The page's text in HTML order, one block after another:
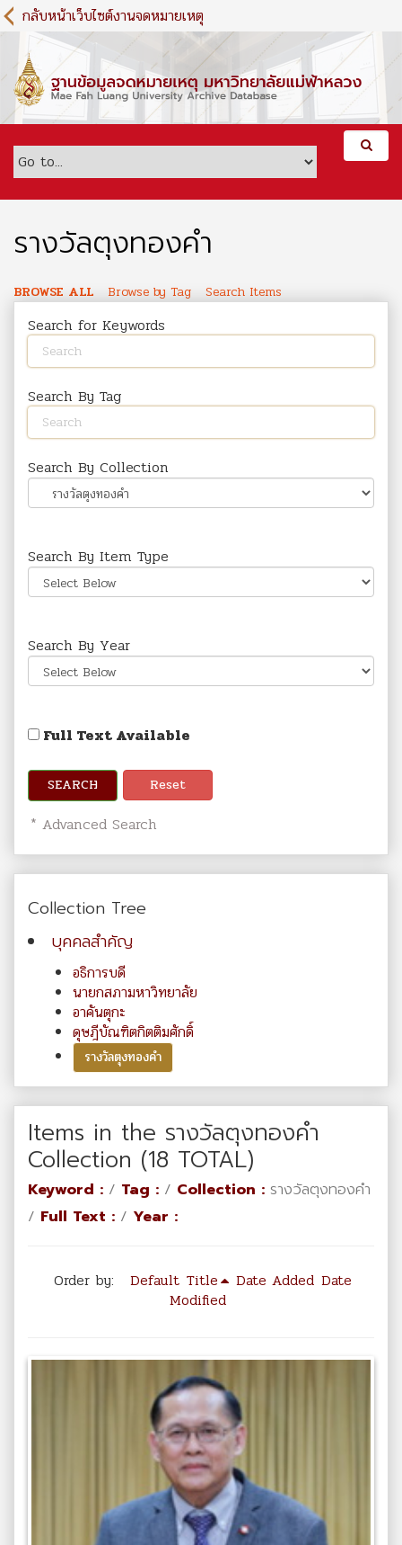
S
k
m
c
กลับหน้าเว็บไซต์งานจดหมายเหตุ
รางวัลตุงทองคำ
BROWSE ALL Browse by Tag Search Items
Search for Keywords
Search By Tag
Search By Collection
Search By Item Type
Search By Year
Full Text Available
SEARCH Reset
* Advanced Search
Collection Tree
บุคคลสำคัญ
อธิการบดี
นายกสภามหาวิทยาลัย
อาคันตุกะ
ดุษฎีบัณฑิตกิตติมศักดิ์
รางวัลตุงทองคำ
Items in the รางวัลตุงทองคำ
Collection (18 TOTAL)
Keyword : / Tag : / Collection : รางวัลตุงทองคำ
/ Full Text : / Year :
Order by: Default Title Date Added Date
Modified